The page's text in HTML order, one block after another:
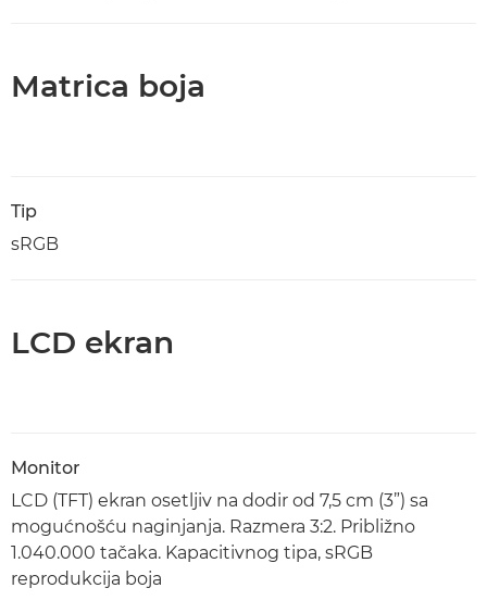
Matrica boja
Tip
sRGB
LCD ekran
Monitor
LCD (TFT) ekran osetljiv na dodir od 7,5 cm (3”) sa
mogućnošću naginjanja. Razmera 3:2. Približno
1.040.000 tačaka. Kapacitivnog tipa, sRGB
reprodukcija boja